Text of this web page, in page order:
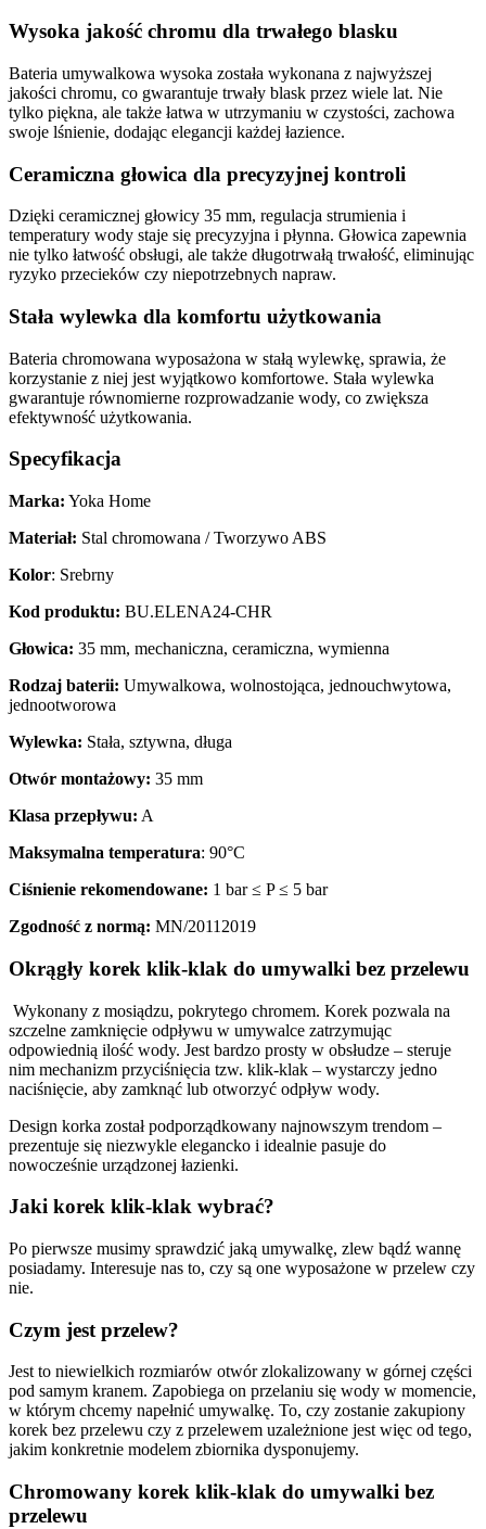
Wysoka jakość chromu dla trwałego blasku
Bateria umywalkowa wysoka została wykonana z najwyższej
jakości chromu, co gwarantuje trwały blask przez wiele lat. Nie
tylko piękna, ale także łatwa w utrzymaniu w czystości, zachowa
swoje lśnienie, dodając elegancji każdej łazience.
Ceramiczna głowica dla precyzyjnej kontroli
Dzięki ceramicznej głowicy 35 mm, regulacja strumienia i
temperatury wody staje się precyzyjna i płynna. Głowica zapewnia
nie tylko łatwość obsługi, ale także długotrwałą trwałość, eliminując
ryzyko przecieków czy niepotrzebnych napraw.
Stała wylewka dla komfortu użytkowania
Bateria chromowana wyposażona w stałą wylewkę, sprawia, że
korzystanie z niej jest wyjątkowo komfortowe. Stała wylewka
gwarantuje równomierne rozprowadzanie wody, co zwiększa
efektywność użytkowania.
Specyfikacja
Marka: Yoka Home
Materiał: Stal chromowana / Tworzywo ABS
Kolor: Srebrny
Kod produktu: BU.ELENA24-CHR
Głowica: 35 mm, mechaniczna, ceramiczna, wymienna
Rodzaj baterii: Umywalkowa, wolnostojąca, jednouchwytowa,
jednootworowa
Wylewka: Stała, sztywna, długa
Otwór montażowy: 35 mm
Klasa przepływu: A
Maksymalna temperatura: 90°C
Ciśnienie rekomendowane: 1 bar ≤ P ≤ 5 bar
Zgodność z normą: MN/20112019
Okrągły korek klik-klak do umywalki bez przelewu
Wykonany z mosiądzu, pokrytego chromem. Korek pozwala na
szczelne zamknięcie odpływu w umywalce zatrzymując
odpowiednią ilość wody. Jest bardzo prosty w obsłudze – steruje
nim mechanizm przyciśnięcia tzw. klik-klak – wystarczy jedno
naciśnięcie, aby zamknąć lub otworzyć odpływ wody.
Design korka został podporządkowany najnowszym trendom –
prezentuje się niezwykle elegancko i idealnie pasuje do
nowocześnie urządzonej łazienki.
Jaki korek klik-klak wybrać?
Po pierwsze musimy sprawdzić jaką umywalkę, zlew bądź wannę
posiadamy. Interesuje nas to, czy są one wyposażone w przelew czy
nie.
Czym jest przelew?
Jest to niewielkich rozmiarów otwór zlokalizowany w górnej części
pod samym kranem. Zapobiega on przelaniu się wody w momencie,
w którym chcemy napełnić umywalkę. To, czy zostanie zakupiony
korek bez przelewu czy z przelewem uzależnione jest więc od tego,
jakim konkretnie modelem zbiornika dysponujemy.
Chromowany korek klik-klak do umywalki bez
przelewu